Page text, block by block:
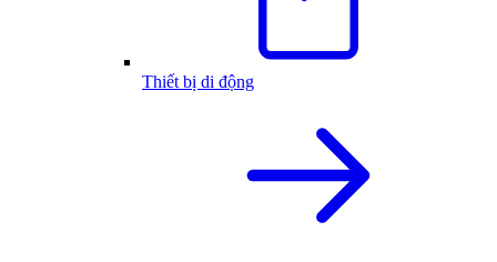
Thiết bị di động